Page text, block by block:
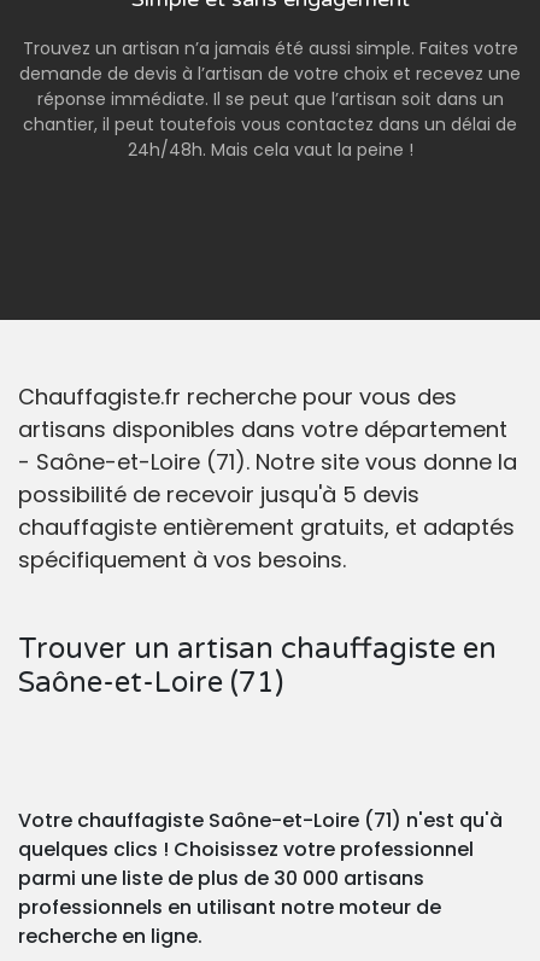
Trouvez un artisan n’a jamais été aussi simple. Faites votre
demande de devis à l’artisan de votre choix et recevez une
réponse immédiate. Il se peut que l’artisan soit dans un
chantier, il peut toutefois vous contactez dans un délai de
24h/48h. Mais cela vaut la peine !
Chauffagiste.fr recherche pour vous des
artisans disponibles dans votre département
- Saône-et-Loire (71). Notre site vous donne la
possibilité de recevoir jusqu'à 5 devis
chauffagiste entièrement gratuits, et adaptés
spécifiquement à vos besoins.
Trouver un artisan chauffagiste en
Saône-et-Loire (71)
Votre chauffagiste Saône-et-Loire (71) n'est qu'à
quelques clics ! Choisissez votre professionnel
parmi une liste de plus de 30 000 artisans
professionnels en utilisant notre moteur de
recherche en ligne.